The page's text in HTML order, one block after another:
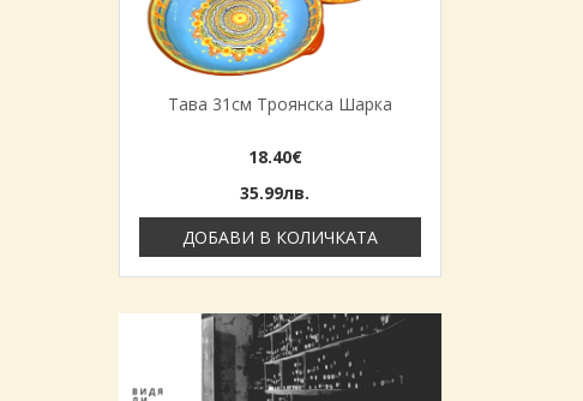
Тава 31см Троянска Шарка
18.40€
35.99лв.
ДОБАВИ В КОЛИЧКАТА